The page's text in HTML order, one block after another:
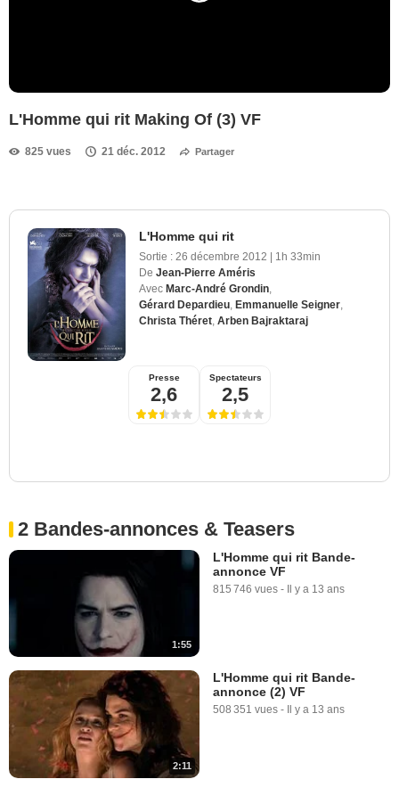
L'Homme qui rit Making Of (3) VF
825 vues 21 déc. 2012 Partager
L'Homme qui rit
Sortie : 26 décembre 2012 | 1h 33min
De Jean-Pierre Améris
Avec Marc-André Grondin
Gérard Depardieu Emmanuelle Seigner
Christa Théret Arben Bajraktaraj
Presse
2,6
Spectateurs
2,5
2 Bandes-annonces & Teasers
1:55
L'Homme qui rit Bande-
annonce VF
815 746 vues - Il y a 13 ans
2:11
L'Homme qui rit Bande-
annonce (2) VF
508 351 vues - Il y a 13 ans